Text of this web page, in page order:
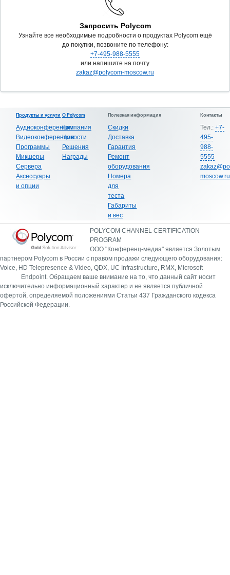
Запросить Polycom
Узнайте все необходимые подробности о продуктах Polycom ещё
до покупки, позвоните по телефону:
+7-495-988-5555
или напишите на почту
zakaz@polycom-moscow.ru
Продукты и услуги
Аудиоконференции
Видеоконференции
Программы
Микшеры
Сервера
Аксессуары
и опции
О Polycom
Компания
Новости
Решения
Награды
Полезная информация
Скидки
Доставка
Гарантия
Ремонт
оборудования
Номера
для
теста
Габариты
и вес
Контакты
Тел.: +7-
495-
988-
5555
moscow.ru
POLYCOM CHANNEL CERTIFICATION
PROGRAM
ООО "Конференц-медиа" является Золотым
партнером Polycom в России с правом продажи следующего оборудования:
Voice, HD Telepresence & Video, QDX, UC Infrastructure, RMX, Microsoft
Endpoint. Обращаем ваше внимание на то, что данный сайт носит
исключительно информационный характер и не является публичной
офертой, определяемой положениями Статьи 437 Гражданского кодекса
Российской Федерации.